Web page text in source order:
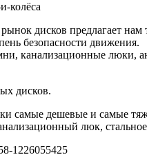
дисков предлагает нам
безопасности движения.
канализационные люки,
дисков.
самые дешевые и самые
люк,